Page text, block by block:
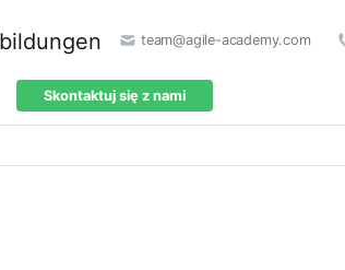
team@agile-academy.com
Skontaktuj się z nami